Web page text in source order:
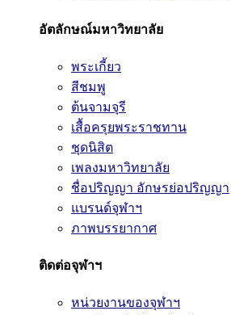
อัตลักษณ์มหาวิทยาลัย
พระเกี้ยว
สีชมพู
ต้นจามจุรี
เสื้อครุยพระราชทาน
ชุดนิสิต
เพลงมหาวิทยาลัย
ชื่อปริญญา อักษรย่อปริญญา
แบรนด์จุฬาฯ
ภาพบรรยากาศ
ติดต่อจุฬาฯ
หน่วยงานของจุฬาฯ